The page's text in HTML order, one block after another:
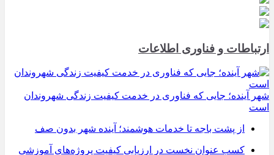
ارتباطات و فناوری اطلاعات
شهر آینده؛ جایی که فناوری در خدمت کیفیت زندگی شهروندان
است
از پشت باجه تا خدمات هوشمند؛ آینده شهر بدون صف
کسب عنوان نخست در ارزیابی کیفیت پروژه‌های آموزشی